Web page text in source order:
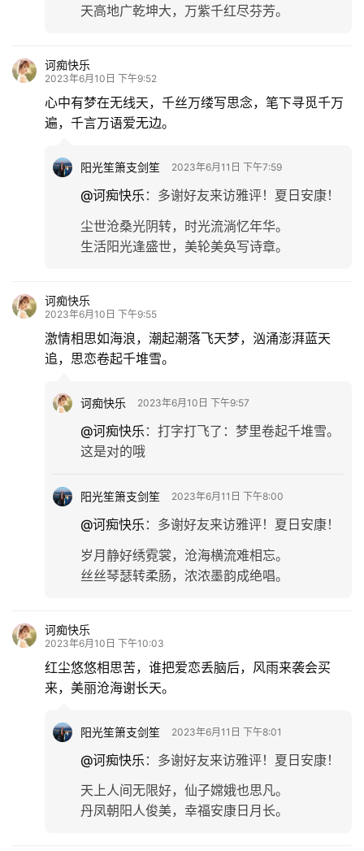
首
天高地广乾坤大，万紫千红尽芬芳。
诃痴快乐
2023年6月10日 下午9:52
心中有梦在无线天，千丝万缕写思念，笔下寻觅千万
遍，千言万语爱无边。
阳光笙箫支剑笙 2023年6月11日 下午7:59
@诃痴快乐 ： 多谢好友来访雅评！夏日安康！
尘世沧桑光阴转，时光流淌忆年华。
生活阳光逢盛世，美轮美奂写诗章。
诃痴快乐
2023年6月10日 下午9:55
激情相思如海浪，潮起潮落飞天梦，汹涌澎湃蓝天
追，思恋卷起千堆雪。
诃痴快乐 2023年6月10日 下午9:57
@诃痴快乐 ： 打字打飞了：梦里卷起千堆雪。
这是对的哦
阳光笙箫支剑笙 2023年6月11日 下午8:00
@诃痴快乐 ： 多谢好友来访雅评！夏日安康！
岁月静好绣霓裳，沧海横流难相忘。
丝丝琴瑟转柔肠，浓浓墨韵成绝唱。
诃痴快乐
2023年6月10日 下午10:03
红尘悠悠相思苦，谁把爱恋丢脑后，风雨来袭会买
来，美丽沧海谢长天。
阳光笙箫支剑笙 2023年6月11日 下午8:01
@诃痴快乐 ： 多谢好友来访雅评！夏日安康！
天上人间无限好，仙子嫦娥也思凡。
丹凤朝阳人俊美，幸福安康日月长。